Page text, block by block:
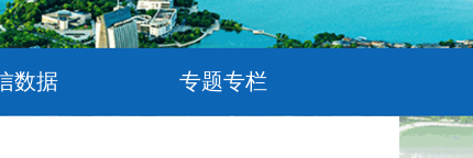
数据 专题专栏